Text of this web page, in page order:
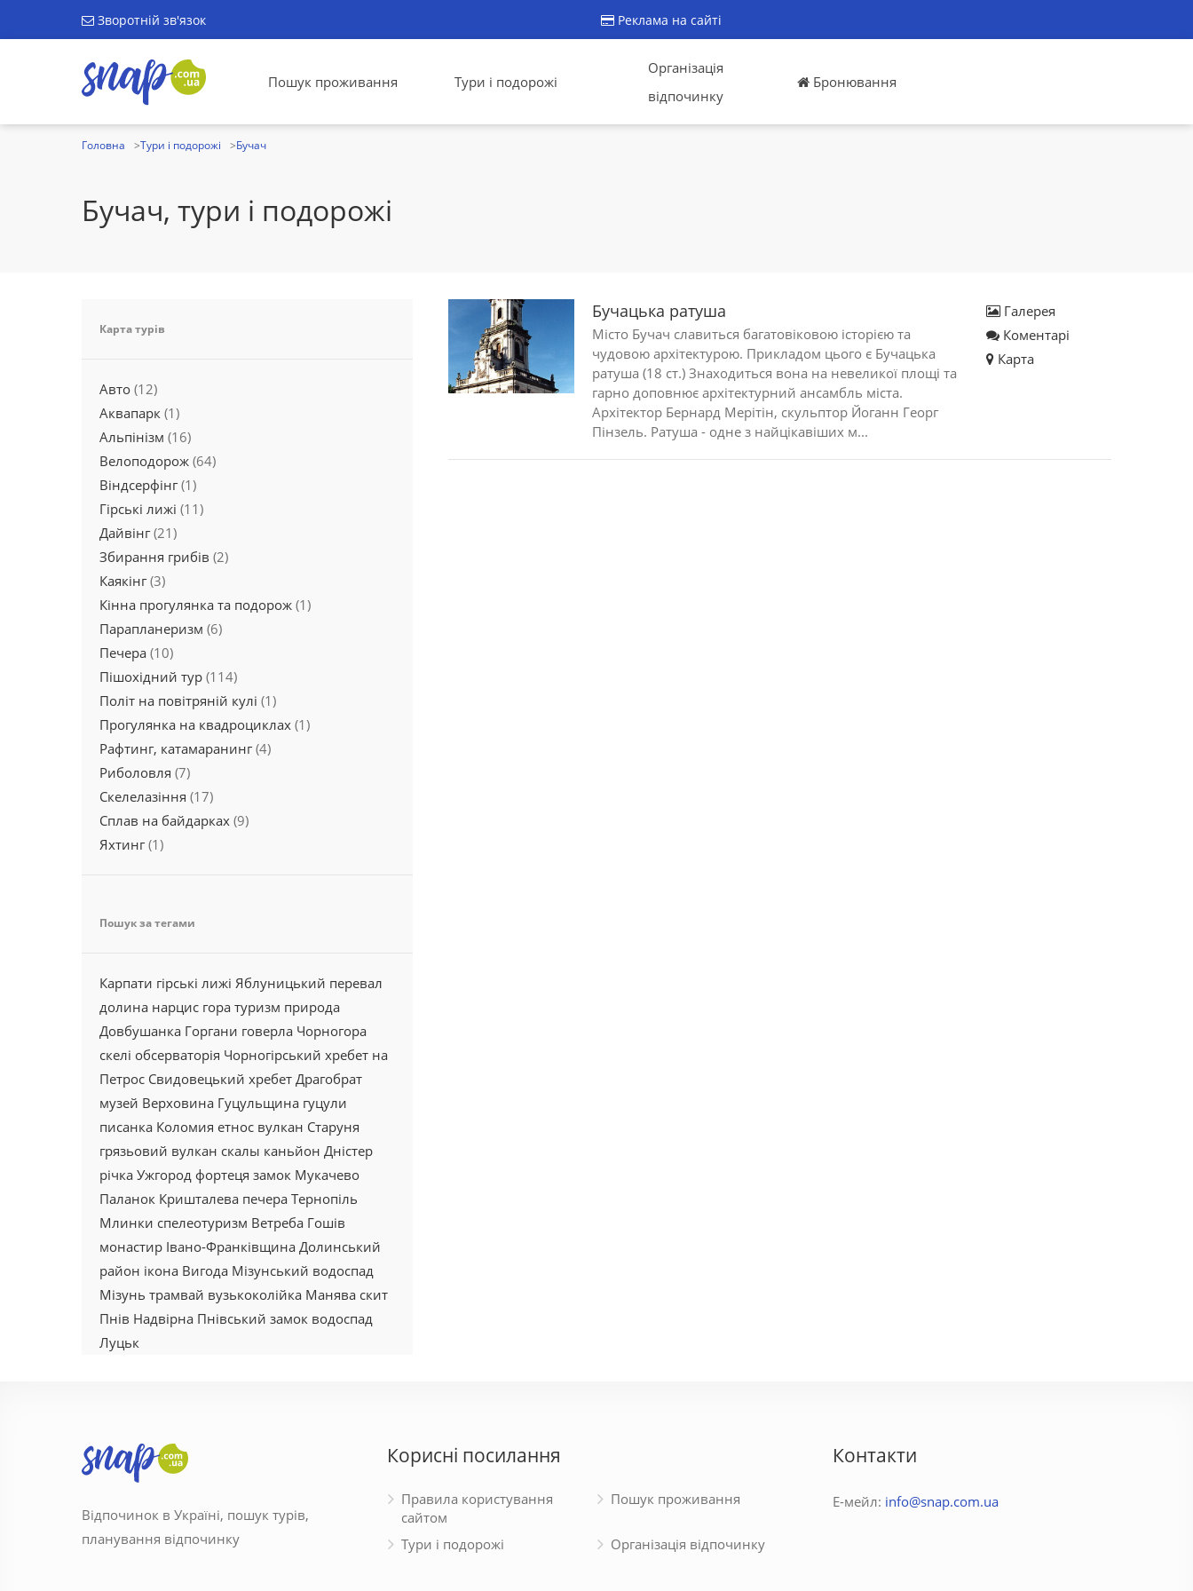
Зворотній зв'язок Реклама на сайті
Пошук проживання Тури і подорожі
Організація
відпочинку
Бронювання
Головна Тури і подорожі Бучач
Бучач, тури і подорожі
Карта турів
Авто (12)
Аквапарк (1)
Альпінізм (16)
Велоподорож (64)
Віндсерфінг(1)
Гірські лижі (11)
Дайвінг(21)
Збирання грибів (2)
Каякінг(3)
Кінна прогулянка та подорож (1)
Парапланеризм (6)
Печера (10)
Пішохідний тур (114)
Політ на повітряній кулі (1)
Прогулянка на квадроциклах (1)
Рафтинг, катамаранинг(4)
Риболовля (7)
Скелелазіння (17)
Сплав на байдарках (9)
Яхтинг(1)
Пошук за тегами
Карпати гірські лижі Яблуницький перевал
долина нарцис гора туризм природа
Довбушанка Горгани говерла Чорногора
скелі обсерваторія Чорногірський хребет на
Петрос Свидовецький хребет Драгобрат
музей Верховина Гуцульщина гуцули
писанка Коломия етнос вулкан Старуня
грязьовий вулкан скалы каньйон Дністер
річка Ужгород фортеця замок Мукачево
Паланок Кришталева печера Тернопіль
Млинки спелеотуризм Ветреба Гошів
монастир Івано-Франківщина Долинський
район ікона Вигода Мізунський водоспад
Мізунь трамвай вузькоколійка Манява скит
Пнів Надвірна Пнівський замок водоспад
Луцьк
Бучацька ратуша
Місто Бучач славиться багатовіковою історією та
чудовою архітектурою. Прикладом цього є Бучацька
ратуша (18 ст.) Знаходиться вона на невеликої площі та
гарно доповнює архітектурний ансамбль міста.
Архітектор Бернард Мерітін, скульптор Йоганн Георг
Пінзель. Ратуша - одне з найцікавіших м...
Галерея
Коментарі
Карта
Відпочинок в Україні, пошук турів,
планування відпочинку
Корисні посилання
Правила користування
сайтом
Пошук проживання
Тури і подорожі Організація відпочинку
Контакти
Е-мейл: info@snap.com.ua